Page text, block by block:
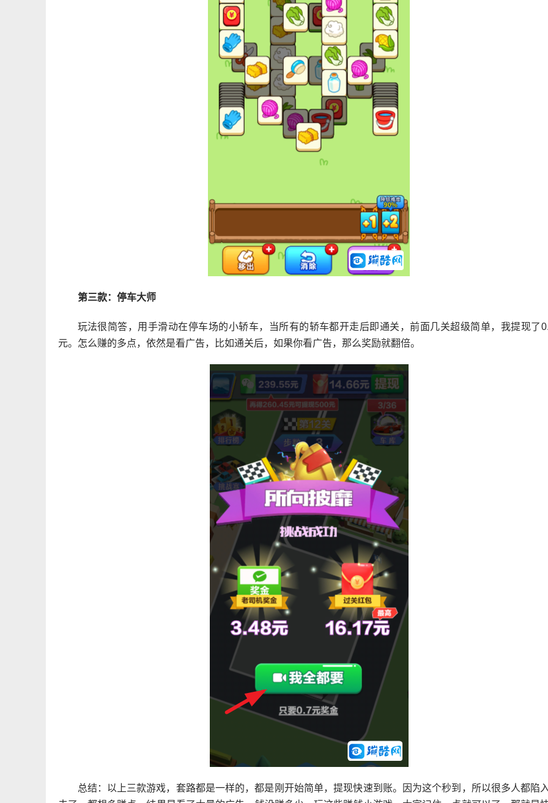
第三款：停车大师
玩法很简答，用手滑动在停车场的小轿车，当所有的轿车都开走后即通关，前面几关超级简单，我提现了
元。怎么赚的多点，依然是看广告，比如通关后，如果你看广告，那么奖励就翻倍。
总结：以上三款游戏，套路都是一样的，都是刚开始简单，提现快速到账。因为这个秒到，所以很多人都陷